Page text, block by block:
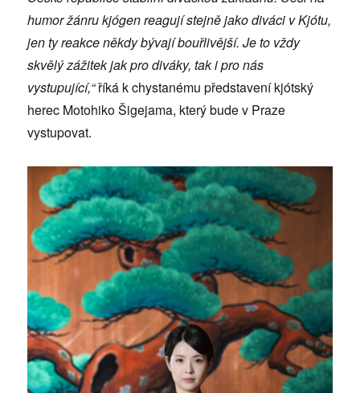
humor žánru kjógen reagují stejně jako diváci v Kjótu,
jen ty reakce někdy bývají bouřlivější. Je to vždy
skvělý zážitek jak pro diváky, tak i pro nás
vystupující,“říká k chystanému představení kjótský
herec Motohiko Šigejama, který bude v Praze
vystupovat.